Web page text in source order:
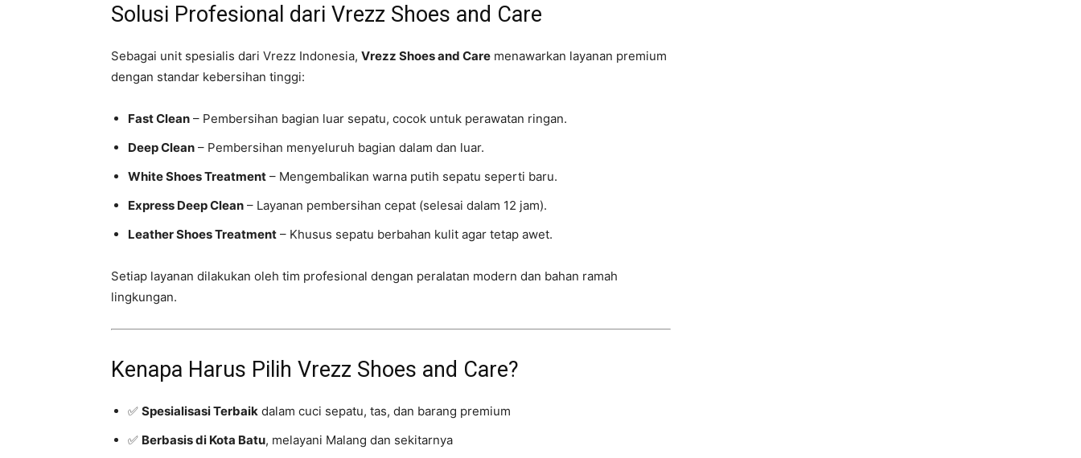
Solusi Profesional dari Vrezz Shoes and Care
Sebagai unit spesialis dari Vrezz Indonesia, Vrezz Shoes and Care menawarkan layanan premium
dengan standar kebersihan tinggi:
Fast Clean – Pembersihan bagian luar sepatu, cocok untuk perawatan ringan.
Deep Clean – Pembersihan menyeluruh bagian dalam dan luar.
White Shoes Treatment – Mengembalikan warna putih sepatu seperti baru.
Express Deep Clean – Layanan pembersihan cepat (selesai dalam 12 jam).
Leather Shoes Treatment – Khusus sepatu berbahan kulit agar tetap awet.
Setiap layanan dilakukan oleh tim profesional dengan peralatan modern dan bahan ramah
lingkungan.
Kenapa Harus Pilih Vrezz Shoes and Care?
✅ Spesialisasi Terbaik dalam cuci sepatu, tas, dan barang premium
✅ Berbasis di Kota Batu, melayani Malang dan sekitarnya